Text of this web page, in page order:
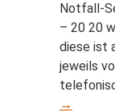
Notfall-
– 20 20
diese ist
jeweils
→